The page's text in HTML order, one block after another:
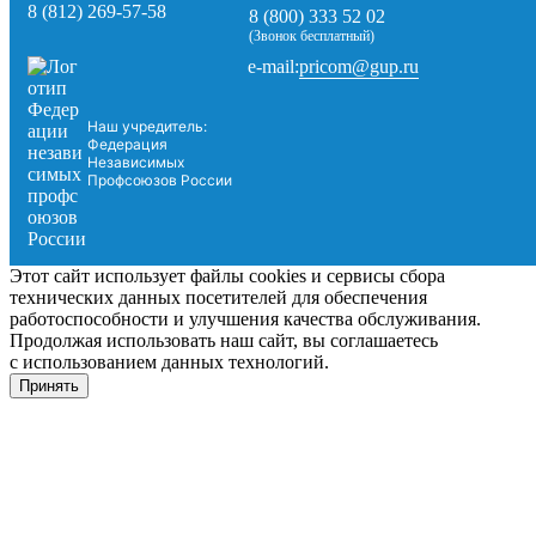
8 (812) 269-57-58 8 (800) 333 52 02
(Звонок бесплатный)
Наш учредитель:
Федерация
Независимых
Профсоюзов России
e-mail:pricom@gup.ru
Этот сайт использует файлы cookies и сервисы сбора
технических данных посетителей для обеспечения
работоспособности и улучшения качества обслуживания.
Продолжая использовать наш сайт, вы соглашаетесь
с использованием данных технологий.
Принять